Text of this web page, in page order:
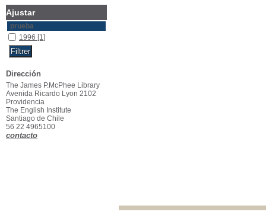
Ajustar
prueba
1996 [1]
Dirección
The James P.McPhee Library
Avenida Ricardo Lyon 2102
Providencia
The English Institute
Santiago de Chile
56 22 4965100
contacto